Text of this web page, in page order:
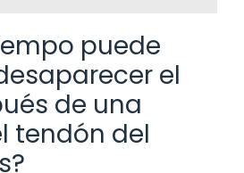
puede
el
de una
tendón del